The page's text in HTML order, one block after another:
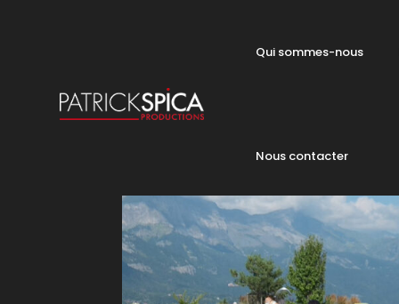
Qui sommes-nous
Nous contacter